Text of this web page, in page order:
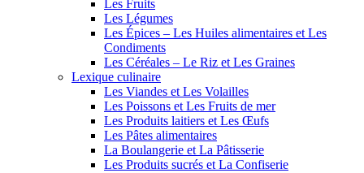
Les Fruits
Les Légumes
Les Épices – Les Huiles alimentaires et Les
Condiments
Les Céréales – Le Riz et Les Graines
Lexique culinaire
Les Viandes et Les Volailles
Les Poissons et Les Fruits de mer
Les Produits laitiers et Les Œufs
Les Pâtes alimentaires
La Boulangerie et La Pâtisserie
Les Produits sucrés et La Confiserie